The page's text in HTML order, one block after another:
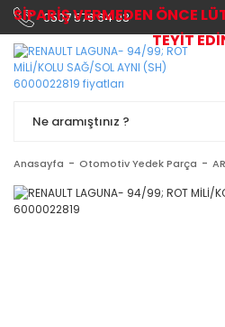
0507 576 64 03
Anasayfa Otomotiv Yedek Parça
SİPARİŞ VERMEDEN ÖNCE
TEYİT